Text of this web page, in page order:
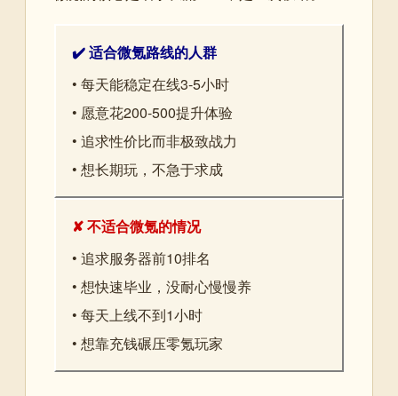
✔️ 适合微氪路线的人群
• 每天能稳定在线3-5小时
• 愿意花200-500提升体验
• 追求性价比而非极致战力
• 想长期玩，不急于求成
✘ 不适合微氪的情况
• 追求服务器前10排名
• 想快速毕业，没耐心慢慢养
• 每天上线不到1小时
• 想靠充钱碾压零氪玩家